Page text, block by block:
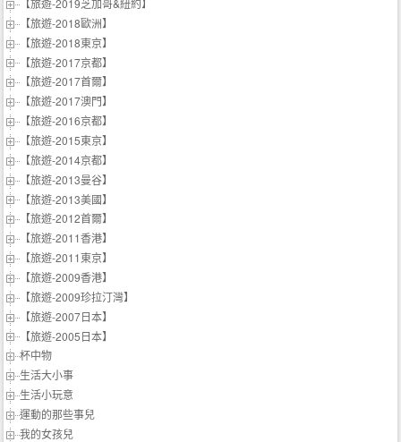
【旅遊-2019芝加哥&紐約】
【旅遊-2018歐洲】
【旅遊-2018東京】
【旅遊-2017京都】
【旅遊-2017首爾】
【旅遊-2017澳門】
【旅遊-2016京都】
【旅遊-2015東京】
【旅遊-2014京都】
【旅遊-2013曼谷】
【旅遊-2013美國】
【旅遊-2012首爾】
【旅遊-2011香港】
【旅遊-2011東京】
【旅遊-2009香港】
【旅遊-2009珍拉汀灣】
【旅遊-2007日本】
【旅遊-2005日本】
杯中物
生活大小事
生活小玩意
運動的那些事兒
我的女孩兒